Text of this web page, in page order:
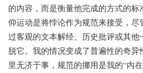
的内容，而是衡量他完成的方式的标
仰运动是将悖论作为规范来接受，尽
过客观的文本解经、历史批评或其他
脱它。我的情况变成了普遍性的奇
里无济于事，规范的挪用是我的“内